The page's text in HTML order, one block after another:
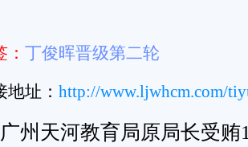
丁俊晖晋级第二轮
址： http://www.ljwhcm.com/
广州天河教育局原局长受贿